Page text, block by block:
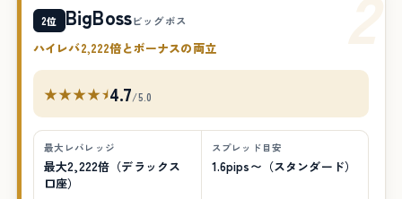
2位 BigBossビッグボス
ハイレバ2,222倍とボーナスの両立
★★★★⯨4.7/5.0
最大レバレッジ
最大2,222倍（デラックス
口座）
スプレッド目安
1.6pips〜（スタンダード）